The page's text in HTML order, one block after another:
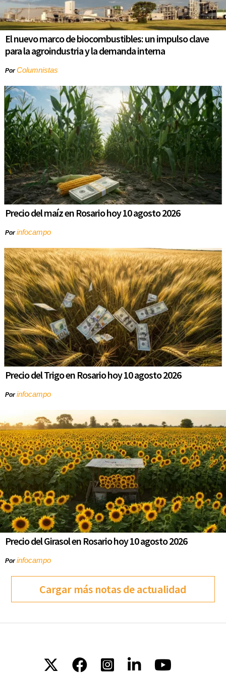
El nuevo marco de biocombustibles: un impulso clave
para la agroindustria y la demanda interna
PorColumnistas
Precio del maíz en Rosario hoy 10 agosto 2026
Porinfocampo
Precio del Trigo en Rosario hoy 10 agosto 2026
Porinfocampo
Precio del Girasol en Rosario hoy 10 agosto 2026
Porinfocampo
Cargar más notas de actualidad